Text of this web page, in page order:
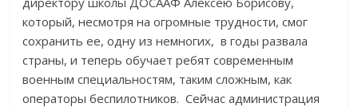
который, несмотря на огромные трудности, смог
сохранить ее, одну из немногих, в годы развала
страны, и теперь обучает ребят современным
военным специальностям, таким сложным, как
операторы беспилотников. Сейчас администрация